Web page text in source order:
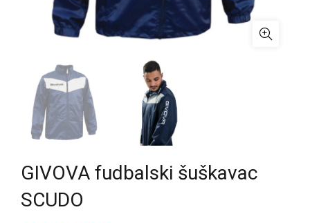
GIVOVA fudbalski šuškavac
SCUDO